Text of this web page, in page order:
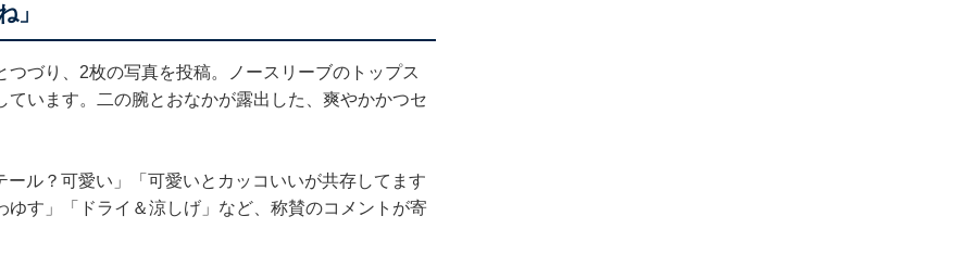
」
づり、2枚の写真を投稿。ノースリーブのトップス
います。二の腕とおなかが露出した、爽やかかつセ
ル？可愛い」「可愛いとカッコいいが共存してます
す」「ドライ＆涼しげ」など、称賛のコメントが寄